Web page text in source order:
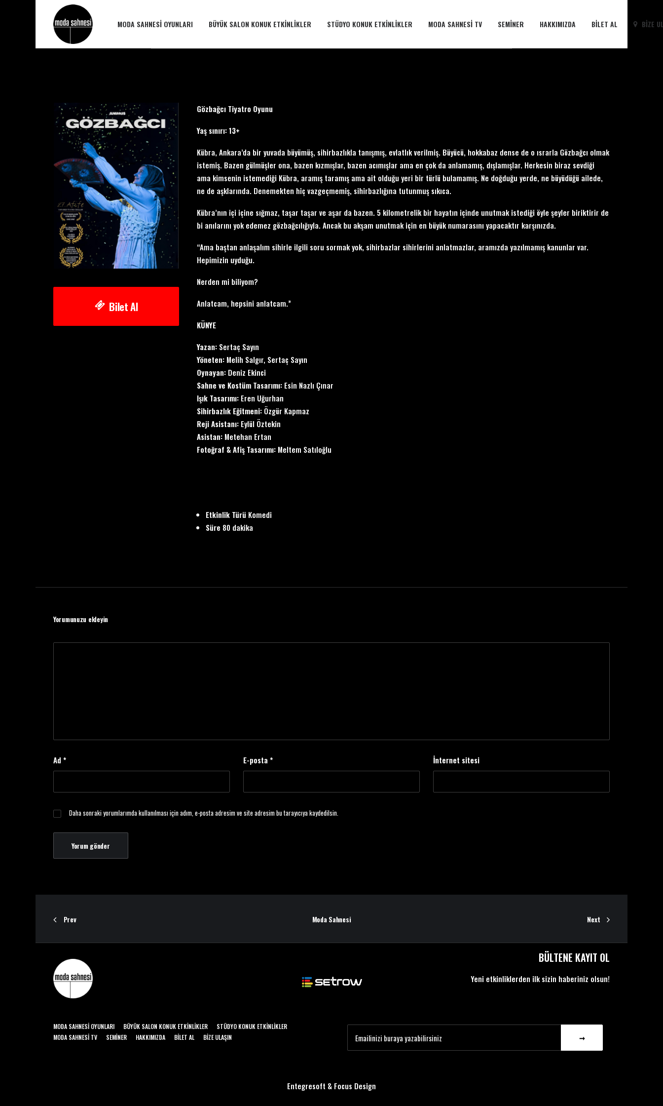
MODA SAHNESI OYUNLARI BÜYÜK SALON KONUK ETKINLIKLER STÜDYO KONUK ETKINLIKLER MODA SAHNESI TV SEMINER HAKKIMIZDA BILET AL BIZE
Bilet Al
Gözbağcı Tiyatro Oyunu
Yaş sınırı: 13+
Kübra, Ankara’da bir yuvada büyümüş, sihirbazlıkla tanışmış, evlatlık verilmiş. Büyücü, hokkabaz dense de o ısrarla Gözbağcı olmak
istemiş. Bazen gülmüşler ona, bazen kızmışlar, bazen acımışlar ama en çok da anlamamış, dışlamışlar. Herkesin biraz sevdiği
ama kimsenin istemediği Kübra, aramış taramış ama ait olduğu yeri bir türlü bulamamış. Ne doğduğu yerde, ne büyüdüğü ailede,
ne de aşklarında. Denemekten hiç vazgeçmemiş, sihirbazlığına tutunmuş sıkıca.
Kübra’nın içi içine sığmaz, taşar taşar ve aşar da bazen. 5 kilometrelik bir hayatın içinde unutmak istediği öyle şeyler biriktirir de
bi anılarını yok edemez gözbağcılığıyla. Ancak bu akşam unutmak için en büyük numarasını yapacaktır karşınızda.
“Ama baştan anlaşalım sihirle ilgili soru sormak yok, sihirbazlar sihirlerini anlatmazlar, aramızda yazılmamış kanunlar var.
Hepimizin uyduğu.
Nerden mi biliyom?
Anlatcam, hepsini anlatcam.”
KÜNYE
Yazan: Sertaç Sayın
Yöneten: Melih Salgır, Sertaç Sayın
Oynayan: Deniz Ekinci
Sahne ve Kostüm Tasarımı: Esin Nazlı Çınar
Işık Tasarımı: Eren Uğurhan
Sihirbazlık Eğitmeni: Özgür Kapmaz
Reji Asistanı: Eylül Öztekin
Asistan: Metehan Ertan
Fotoğraf & Afiş Tasarımı: Meltem Satıloğlu
Etkinlik Türü Komedi
Süre 80 dakika
Yorumunuzu ekleyin
Ad * E-posta * İnternet sitesi
Daha sonraki yorumlarımda kullanılması için adım, e-posta adresim ve site adresim bu tarayıcıya kaydedilsin.
Prev Moda Sahnesi Next
BÜLTENE KAYIT OL
Yeni etkinliklerden ilk sizin haberiniz olsun!
MODA SAHNESI OYUNLARI BÜYÜK SALON KONUK ETKINLIKLER
STÜDYO KONUK ETKINLIKLER
MODA SAHNESI TV
SEMINER HAKKIMIZDA BILET AL BIZE ULAŞIN
Entegresoft & Focus Design